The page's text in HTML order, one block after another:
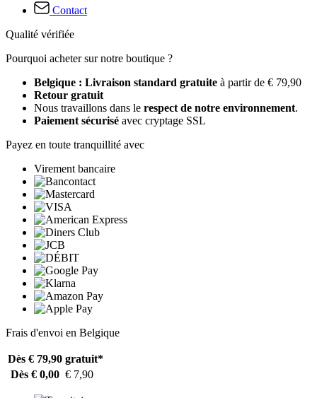
Contact
Qualité vérifiée
Pourquoi acheter sur notre boutique ?
Belgique : Livraison standard gratuite à partir de € 79,90
Retour gratuit
Nous travaillons dans le respect de notre environnement.
Paiement sécurisé avec cryptage SSL
Payez en toute tranquillité avec
Virement bancaire
Frais d'envoi en Belgique
Dès € 79,90 gratuit*
Dès € 0,00 € 7,90